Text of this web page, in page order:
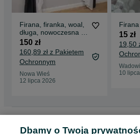
Firana, firanka, woal,
długa, nowoczesna -
firana frill
150 zł
160,89 zł z Pakietem
Ochronnym
Nowa Wieś
12 lipca 2026
15 zł
19,50
10
Firany - Małopolskie
Firany - Nowa Wieś
Dbamy o Twoją